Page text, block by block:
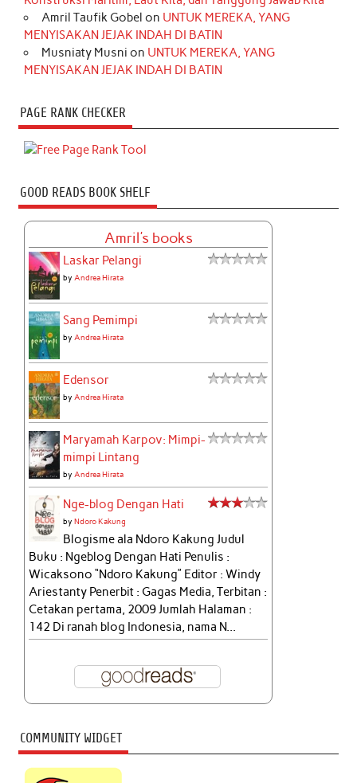
Amril Taufik Gobel on UNTUK MEREKA, YANG
MENYISAKAN JEJAK INDAH DI BATIN
Musniaty Musni on UNTUK MEREKA, YANG
MENYISAKAN JEJAK INDAH DI BATIN
PAGE RANK CHECKER
GOOD READS BOOK SHELF
Amril's books
Laskar Pelangi
byAndrea Hirata
Sang Pemimpi
byAndrea Hirata
Edensor
byAndrea Hirata
Maryamah Karpov: Mimpi-
mimpi Lintang
byAndrea Hirata
Nge-blog Dengan Hati
byNdoro Kakung
Blogisme ala Ndoro Kakung Judul
Buku : Ngeblog Dengan Hati Penulis :
Wicaksono “Ndoro Kakung” Editor : Windy
Ariestanty Penerbit : Gagas Media, Terbitan :
Cetakan pertama, 2009 Jumlah Halaman :
142 Di ranah blog Indonesia, nama N...
COMMUNITY WIDGET